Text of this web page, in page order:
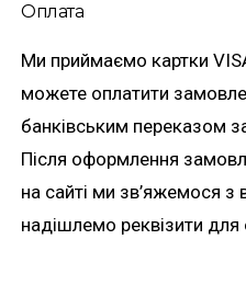
Оплата
Ми приймаємо картки
можете оплатити
банківським переказом
Після оформлення
на сайті ми зв’яжемося
надішлемо реквізити для